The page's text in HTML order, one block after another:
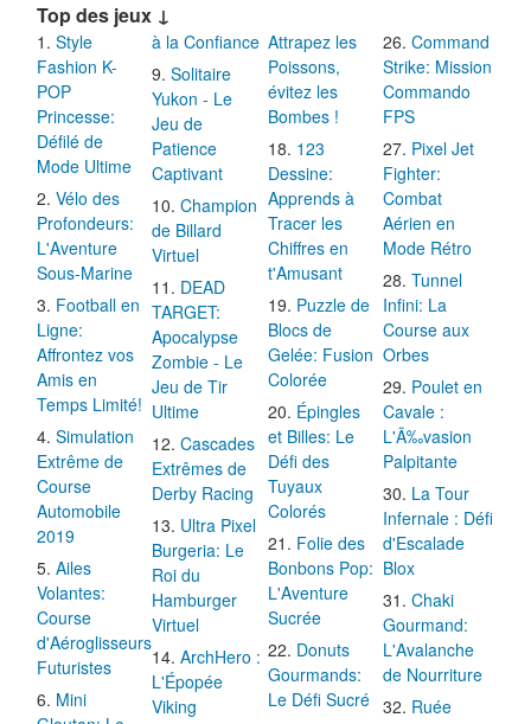
Top des jeux ↓
Style
Fashion K-
POP
Princesse:
Défilé de
Mode Ultime
Vélo des
Profondeurs:
L'Aventure
Sous-Marine
Football en
Ligne:
Affrontez vos
Amis en
Temps Limité!
Simulation
Extrême de
Course
Automobile
2019
Ailes
Volantes:
Course
d'Aéroglisseurs
Futuristes
Mini
à la Confiance
Solitaire
Yukon - Le
Jeu de
Patience
Captivant
Champion
de Billard
Virtuel
DEAD
TARGET:
Apocalypse
Zombie - Le
Jeu de Tir
Ultime
Cascades
Extrêmes de
Derby Racing
Ultra Pixel
Burgeria: Le
Roi du
Hamburger
Virtuel
ArchHero :
L'Épopée
Viking
Attrapez les
Poissons,
évitez les
Bombes !
123
Dessine:
Apprends à
Tracer les
Chiffres en
t'Amusant
Puzzle de
Blocs de
Gelée: Fusion
Colorée
Épingles
et Billes: Le
Défi des
Tuyaux
Colorés
Folie des
Bonbons Pop:
L'Aventure
Sucrée
Donuts
Gourmands:
Le Défi Sucré
Command
Strike: Mission
Commando
FPS
Pixel Jet
Fighter:
Combat
Aérien en
Mode Rétro
Tunnel
Infini: La
Course aux
Orbes
Poulet en
Cavale :
L'Ã‰vasion
Palpitante
La Tour
Infernale : Défi
d'Escalade
Blox
Chaki
Gourmand:
L'Avalanche
de Nourriture
Ruée